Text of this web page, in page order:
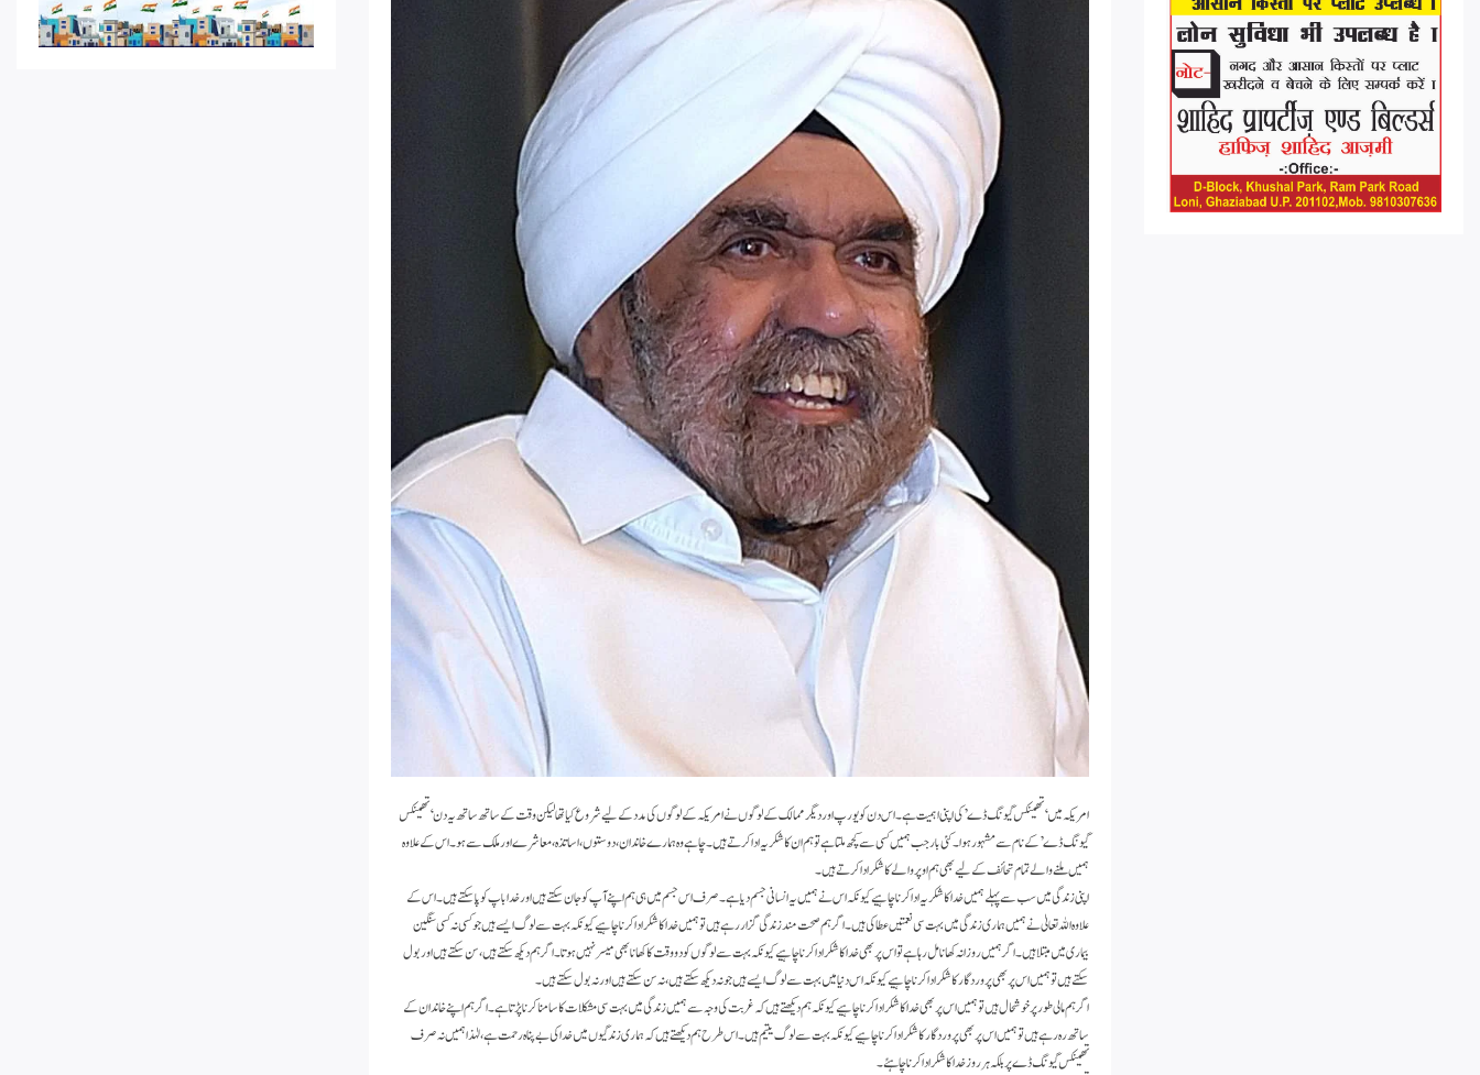
امریکہ میں ‘ تھینکس گیونگ ڈے’ کی اپنی اہمیت ہے۔ اس دن کو یورپ اور دیگر ممالک کے لوگوں نے امریکہ کے لوگوں کی مدد کے لیے شروع کیا تھا لیکن وقت کے ساتھ ساتھ یہ دن ‘ تھینکس
گیونگ ڈے’ کے نام سے مشہور ہوا۔ کئی بار جب ہمیں کسی سے کچھ ملتا ہے تو ہم ان کا شکریہ ادا کرتے ہیں۔ چاہے وہ ہمارے خاندان، دوستوں، اساتذہ، معاشرے اور ملک سے ہو۔ اس کے علاوہ
ہمیں ملنے والے تمام تحائف کے لیے بھی ہم اوپر والے کا شکر ادا کرتے ہیں۔
اپنی زندگی میں سب سے پہلے ہمیں خداکا شکریہ ادا کرنا چاہیے کیونکہ اس نے ہمیں یہ انسانی جسم دیا ہے۔ صرف اس جسم میں ہی ہم اپنے آپ کو جان سکتے ہیں اور خدا باپ کو پا سکتے ہیں۔ اس کے
علاوہ اللہ تعالیٰ نے ہمیں ہماری زندگی میں بہت سی نعمتیں عطا کی ہیں۔ اگر ہم صحت مند زندگی گزار رہے ہیں تو ہمیں خدا کا شکر ادا کرنا چاہیے کیونکہ بہت سے لوگ ایسے ہیں جو کسی نہ کسی سنگین
بیماری میں مبتلا ہیں۔ اگر ہمیں روزانہ کھانا مل رہا ہے تو اس پر بھی خدا کا شکر ادا کرنا چاہیے کیونکہ بہت سے لوگوں کو دو وقت کا کھانا بھی میسر نہیں ہوتا۔ اگر ہم دیکھ سکتے ہیں، سن سکتے ہیں اور بول
سکتے ہیں تو ہمیں اس پر بھی پروردگا ر کا شکر ادا کرنا چاہیے کیونکہ اس دنیا میں بہت سے لوگ ایسے ہیں جو نہ دیکھ سکتے ہیں، نہ سن سکتے ہیں اور نہ بول سکتے ہیں۔
اگر ہم مالی طور پر خوشحال ہیں تو ہمیں اس پر بھی خدا کا شکر ادا کرنا چاہیے کیونکہ ہم دیکھتے ہیں کہ غربت کی وجہ سے ہمیں زندگی میں بہت سی مشکلات کا سامنا کرنا پڑتا ہے۔ اگر ہم اپنے خاندان کے
ساتھ رہ رہے ہیں تو ہمیں اس پر بھی پروردگا ر کا شکر ادا کرنا چاہیے کیونکہ بہت سے لوگ یتیم ہیں۔ اس طرح ہم دیکھتے ہیں کہ ہماری زندگیوں میں خدا کی بے پناہ رحمت ہے، لہٰذا ہمیں نہ صرف
تھینکس گیونگ ڈے پر بلکہ ہر روز خدا کا شکر ادا کرنا چاہئے۔